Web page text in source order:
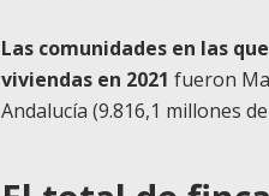
Las comunidades en las
viviendas en 2021 fueron
Andalucía (9.816,1 millones